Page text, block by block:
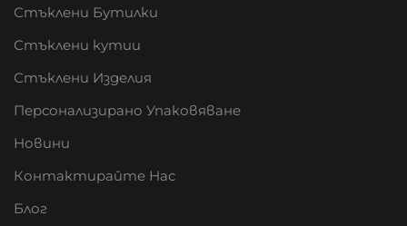
Стъклени Бутилки
Стъклени кутии
Стъклени Изделия
Персонализирано Упаковяване
Новини
Контактирайте Нас
Блог